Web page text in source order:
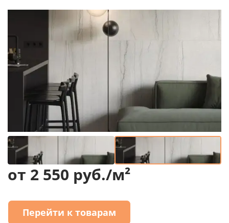
от 2 550 руб./м²
Перейти к товарам